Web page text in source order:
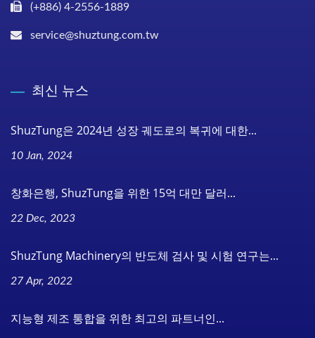
(+886) 4-2556-1889
service@shuztung.com.tw
최신 뉴스
ShuzTung은 2024년 성장 궤도로의 복귀에 대한...
10 Jan, 2024
창화은행, ShuzTung을 위한 15억 대만 달러...
22 Dec, 2023
ShuzTung Machinery의 반도체 검사 및 시험 연구는...
27 Apr, 2022
지능형 제조 통합을 위한 최고의 파트너인...